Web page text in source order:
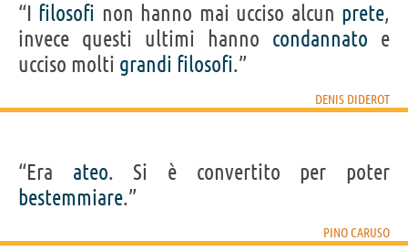
“I filosofi non hanno mai ucciso alcun prete,
invece questi ultimi hanno condannato e
ucciso molti grandi filosofi.”
DENIS DIDEROT
“Era ateo. Si è convertito per poter
bestemmiare.”
PINO CARUSO